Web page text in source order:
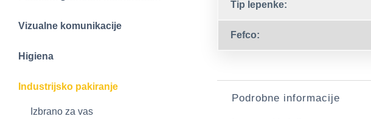
Vizualne komunikacije
Higiena
Industrijsko pakiranje
Izbrano za vas
Tip lepenke:
Fefco:
Podrobne informacije